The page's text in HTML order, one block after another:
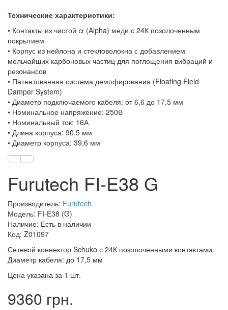
Технические характеристики:
• Контакты из чистой α (Alpha) меди с 24К позолоченным
покрытием
• Корпус из нейлона и стекловолокна с добавлением
мельчайших карбоновых частиц для поглощения вибраций и
резонансов
• Патентованная система демпфирования (Floating Field
Damper System)
• Диаметр подключаемого кабеля: от 6,6 до 17,5 мм
• Номинальное напряжение: 250В
• Номинальный ток: 16А
• Длина корпуса: 90,5 мм
• Диаметр корпуса: 39,6 мм
Furutech FI-E38 G
Производитель: Furutech
Модель: FI-E38 (G)
Наличие: Есть в наличии
Код: Z01097
Сетевой коннектор Schuko с 24К позолоченными контактами.
Диаметр кабеля: до 17,5 мм
Цена указана за 1 шт.
9360 грн.